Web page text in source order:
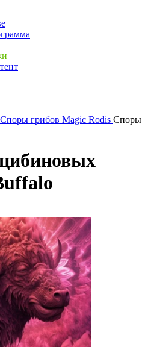
Споры грибов Magic Rodis Споры